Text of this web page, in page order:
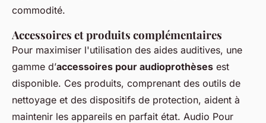
commodité.
Accessoires et produits complémentaires
Pour maximiser l'utilisation des aides auditives, une
gamme d’accessoires pour audioprothèses est
disponible. Ces produits, comprenant des outils de
nettoyage et des dispositifs de protection, aident à
maintenir les appareils en parfait état. Audio Pour